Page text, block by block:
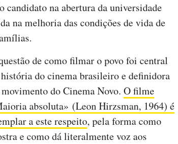
candidato na abertura da universidade
na melhoria das condições de vida de
de como filmar o povo foi central
do cinema brasileiro e definidora
do Cinema Novo. O filme
absoluta» (Leon Hirzsman, 1964) é
a este respeito, pela forma como
e como dá literalmente voz aos